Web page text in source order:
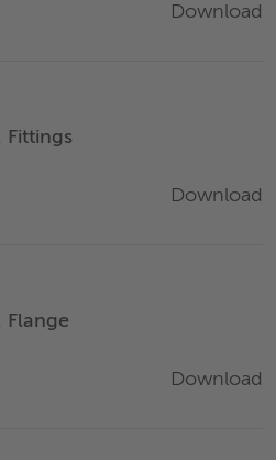
Download
Fittings
Download
Flange
Download